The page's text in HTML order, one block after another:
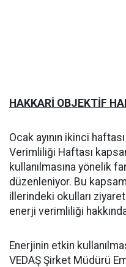
HAKKARİ OBJEKTİF
Ocak ayının ikinci
Verimliliği Haftası
kullanılmasına yönelik
düzenleniyor. Bu
illerindeki okulları
enerji verimliliği
Enerjinin etkin
VEDAŞ Şirket Müdürü